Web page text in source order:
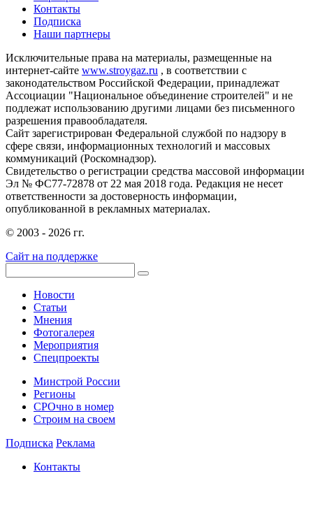
Контакты
Подписка
Наши партнеры
Исключительные права на материалы, размещенные на
интернет-сайте www.stroygaz.ru , в соответствии с
законодательством Российской Федерации, принадлежат
Ассоциации "Национальное объединение строителей" и не
подлежат использованию другими лицами без письменного
разрешения правообладателя.
Сайт зарегистрирован Федеральной службой по надзору в
сфере связи, информационных технологий и массовых
коммуникаций (Роскомнадзор).
Свидетельство о регистрации средства массовой информации
Эл № ФС77-72878 от 22 мая 2018 года. Редакция не несет
ответственности за достоверность информации,
опубликованной в рекламных материалах.
© 2003 - 2026 гг.
Сайт на поддержке
Новости
Статьи
Мнения
Фотогалерея
Мероприятия
Спецпроекты
Минстрой России
Регионы
СРОчно в номер
Строим на своем
Подписка Реклама
Контакты